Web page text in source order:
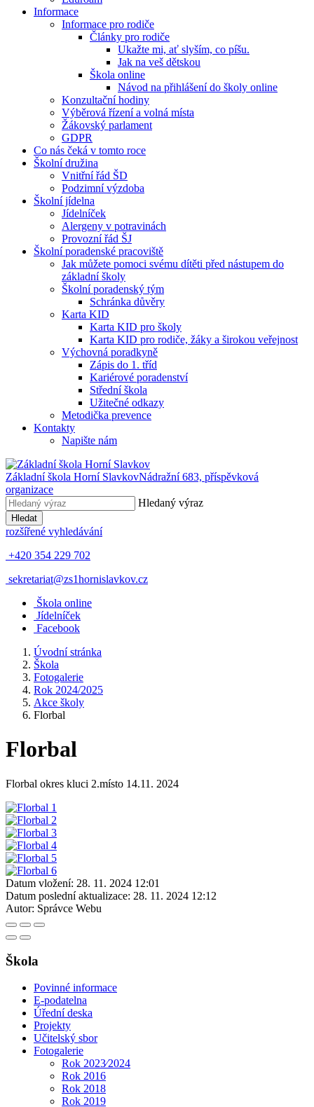
Informace
Informace pro rodiče
Články pro rodiče
Ukažte mi, ať slyším, co píšu.
Jak na veš dětskou
Škola online
Návod na přihlášení do školy online
Konzultační hodiny
Výběrová řízení a volná místa
Žákovský parlament
GDPR
Co nás čeká v tomto roce
Školní družina
Vnitřní řád ŠD
Podzimní výzdoba
Školní jídelna
Jídelníček
Alergeny v potravinách
Provozní řád ŠJ
Školní poradenské pracoviště
Jak můžete pomoci svému dítěti před nástupem do
základní školy
Školní poradenský tým
Schránka důvěry
Karta KID
Karta KID pro školy
Karta KID pro rodiče, žáky a širokou veřejnost
Výchovná poradkyně
Zápis do 1. tříd
Kariérové poradenství
Střední škola
Užitečné odkazy
Metodička prevence
Kontakty
Napište nám
Základní škola Horní SlavkovNádražní 683, příspěvková
organizace
Hledaný výraz
Hledat
rozšířené vyhledávání
+420 354 229 702
sekretariat@zs1hornislavkov.cz
Škola online
Jídelníček
Facebook
Úvodní stránka
Škola
Fotogalerie
Rok 2024/2025
Akce školy
Florbal
Florbal
Florbal okres kluci 2.místo 14.11. 2024
Datum vložení: 28. 11. 2024 12:01
Datum poslední aktualizace: 28. 11. 2024 12:12
Autor: Správce Webu
Škola
Povinné informace
E-podatelna
Úřední deska
Projekty
Učitelský sbor
Fotogalerie
Rok 2023⁄2024
Rok 2016
Rok 2018
Rok 2019